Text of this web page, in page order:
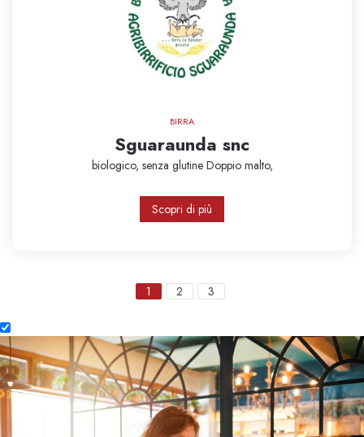
BIRRA
Sguaraunda snc
biologico, senza glutine Doppio malto,
Scopri di più
1 2 3